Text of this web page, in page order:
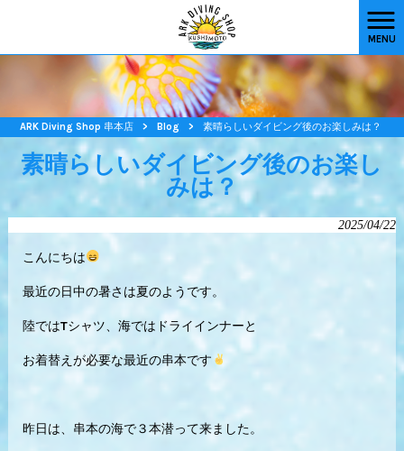
MENU
ARK Diving Shop 串本店 > Blog > 素晴らしいダイビング後のお楽しみは？
素晴らしいダイビング後のお楽し
みは？
2025/04/22
こんにちは
最近の日中の暑さは夏のようです。
陸ではTシャツ、海ではドライインナーと
お着替えが必要な最近の串本です
昨日は、串本の海で３本潜って来ました。